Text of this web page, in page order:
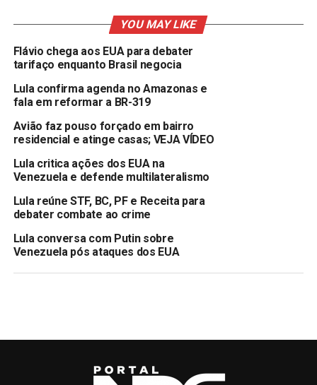
YOU MAY LIKE
Flávio chega aos EUA para debater
tarifaço enquanto Brasil negocia
Lula confirma agenda no Amazonas e
fala em reformar a BR-319
Avião faz pouso forçado em bairro
residencial e atinge casas; VEJA VÍDEO
Lula critica ações dos EUA na
Venezuela e defende multilateralismo
Lula reúne STF, BC, PF e Receita para
debater combate ao crime
Lula conversa com Putin sobre
Venezuela pós ataques dos EUA